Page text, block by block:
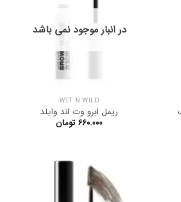
در انبار موجود نمی باشد
WET N WILD
ریمل ابرو وت اند وایلد
۶۶۰.۰۰۰ تومان